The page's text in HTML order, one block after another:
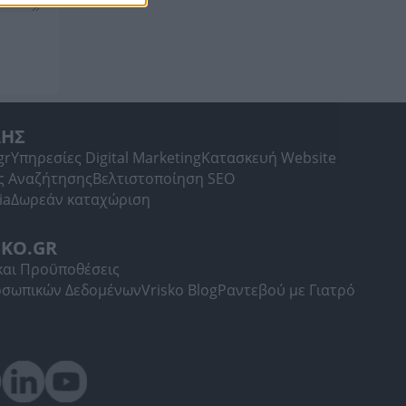
Υπηρεσίες Digital MarketingΚατασκευή Website
ΑναζήτησηςΒελτιστοποίηση SEO
Δωρεάν καταχώριση
Προϋποθέσεις
ΔεδομένωνVrisko BlogΡαντεβού με Γιατρό